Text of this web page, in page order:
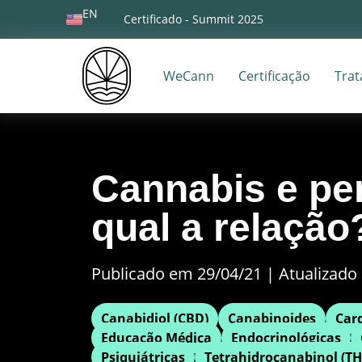
EN Certificado - Summit 2025
WeCann Certificação
Cannabis e
qual a
Publicado em 29/04/21 |
Canabidiol (CBD) Canabinoides
Educação Médica
Endocrinológicas
Psiquiátricas
Tetrahidrocanabinol